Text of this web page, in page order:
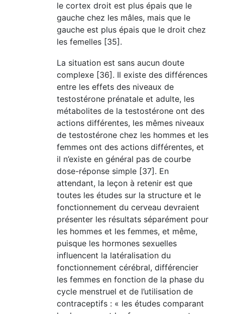
le cortex droit est plus épais que le
gauche chez les mâles, mais que le
gauche est plus épais que le droit chez
les femelles [35].
La situation est sans aucun doute
complexe [36]. Il existe des différences
entre les effets des niveaux de
testostérone prénatale et adulte, les
métabolites de la testostérone ont des
actions différentes, les mêmes niveaux
de testostérone chez les hommes et les
femmes ont des actions différentes, et
il n’existe en général pas de courbe
dose-réponse simple [37]. En
attendant, la leçon à retenir est que
toutes les études sur la structure et le
fonctionnement du cerveau devraient
présenter les résultats séparément pour
les hommes et les femmes, et même,
puisque les hormones sexuelles
influencent la latéralisation du
fonctionnement cérébral, différencier
les femmes en fonction de la phase du
cycle menstruel et de l’utilisation de
contraceptifs : « les études comparant